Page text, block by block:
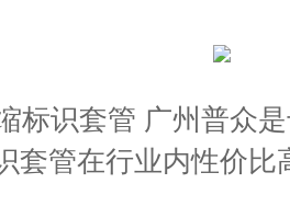
标识套管 广州普众
套管在行业内性价比